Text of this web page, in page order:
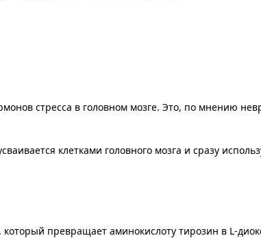
стресса в головном мозге. Это, по мнению
клетками головного мозга и сразу
превращает аминокислоту тирозин в L-